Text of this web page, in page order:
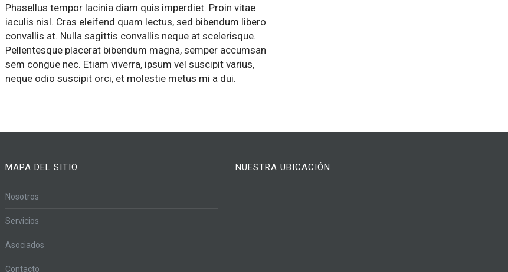
Phasellus tempor lacinia diam quis imperdiet. Proin vitae
iaculis nisl. Cras eleifend quam lectus, sed bibendum libero
convallis at. Nulla sagittis convallis neque at scelerisque.
Pellentesque placerat bibendum magna, semper accumsan
sem congue nec. Etiam viverra, ipsum vel suscipit varius,
neque odio suscipit orci, et molestie metus mi a dui.
MAPA DEL SITIO
Nosotros
Servicios
Asociados
Contacto
NUESTRA UBICACIÓN